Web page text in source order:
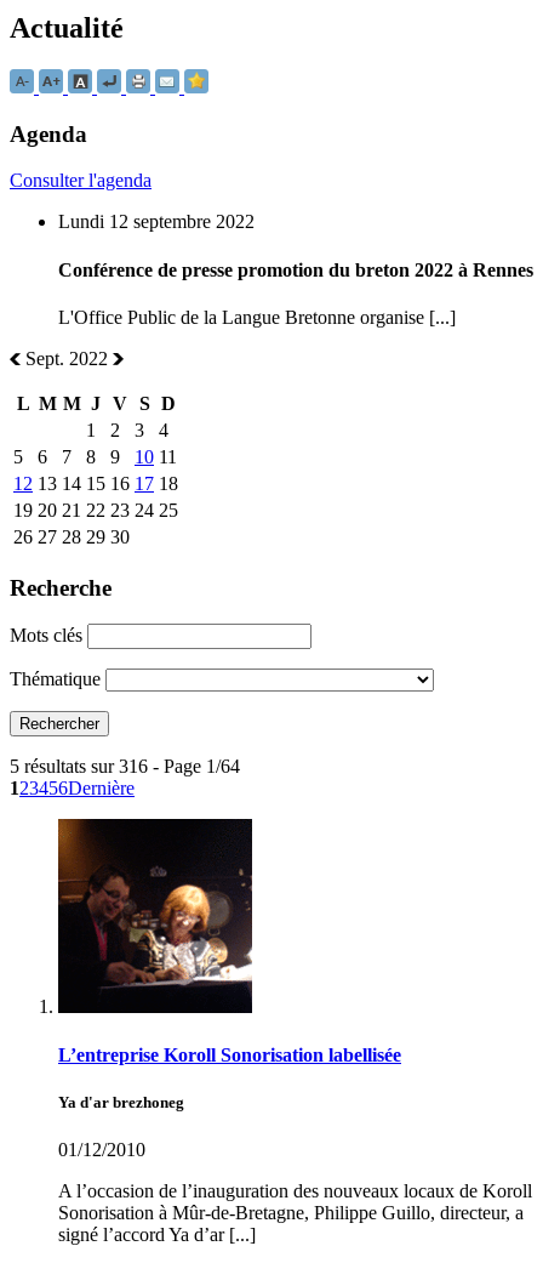
Actualité
Agenda
Consulter l'agenda
Lundi 12 septembre 2022
Conférence de presse promotion du breton 2022 à Rennes
L'Office Public de la Langue Bretonne organise [...]
Sept. 2022
L M M J V S D
1
2 3
4
5
6 7 8 9 10 11
12 13 14 15 16 17 18
19 20 21 22 23 24 25
26 27 28 29 30
Recherche
Mots clés
Thématique
5 résultats sur 316 - Page 1/64
123456Dernière
L’entreprise Koroll Sonorisation labellisée
Ya d'ar brezhoneg
01/12/2010
A l’occasion de l’inauguration des nouveaux locaux de Koroll
Sonorisation à Mûr-de-Bretagne, Philippe Guillo, directeur, a
signé l’accord Ya d’ar [...]